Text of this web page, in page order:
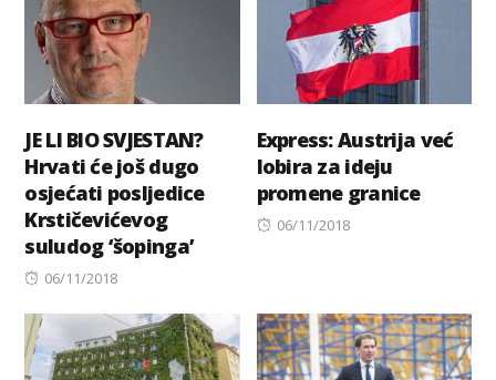
JE LI BIO SVJESTAN?
Hrvati će još dugo
osjećati posljedice
Krstičevićevog
suludog ‘šopinga’
Posted
06/11/2018
Express: Austrija već
lobira za ideju
promene granice
Posted
06/11/2018